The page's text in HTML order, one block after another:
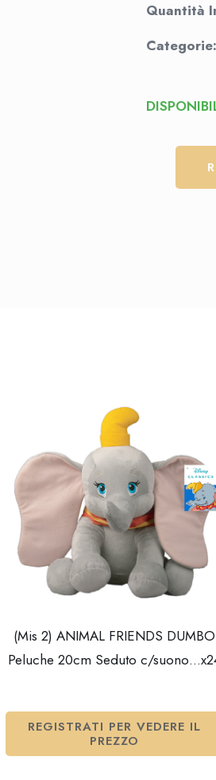
Quantità
Categorie:
(Mis 2) ANIMAL FRIENDS DUMBO
Peluche 20cm Seduto c/
REGISTRATI PER VEDERE IL
PREZZO